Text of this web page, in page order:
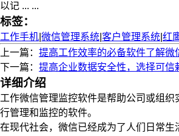
以记 ... ...
标签：
工作手机 微信管理系统 客户管理系统 红
上一篇： 提高工作效率的必备软件了解微
下一篇： 提高企业数据安全性，选择可信
详细介绍
工作微信管理监控软件是帮助公司或组织
行管理和监控的软件。
在现代社会，微信已经成为了人们日常生